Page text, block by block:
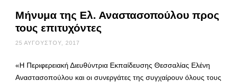
Μήνυμα της Ελ. Αναστασοπούλου προς
τους επιτυχόντες
25 ΑΥΓΟΎΣΤΟΥ, 2017
«Η Περιφερειακή Διευθύντρια Εκπαίδευσης Θεσσαλίας Ελένη
Αναστασοπούλου και οι συνεργάτες της συγχαίρουν όλους τους